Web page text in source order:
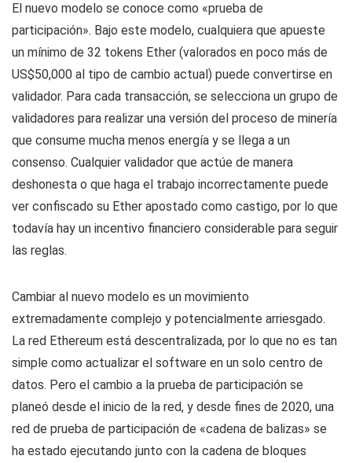
El nuevo modelo se conoce como «prueba de
participación». Bajo este modelo, cualquiera que apueste
un mínimo de 32 tokens Ether (valorados en poco más de
US$50,000 al tipo de cambio actual) puede convertirse en
validador. Para cada transacción, se selecciona un grupo de
validadores para realizar una versión del proceso de minería
que consume mucha menos energía y se llega a un
consenso. Cualquier validador que actúe de manera
deshonesta o que haga el trabajo incorrectamente puede
ver confiscado su Ether apostado como castigo, por lo que
todavía hay un incentivo financiero considerable para seguir
las reglas.
Cambiar al nuevo modelo es un movimiento
extremadamente complejo y potencialmente arriesgado.
La red Ethereum está descentralizada, por lo que no es tan
simple como actualizar el software en un solo centro de
datos. Pero el cambio a la prueba de participación se
planeó desde el inicio de la red, y desde fines de 2020, una
red de prueba de participación de «cadena de balizas» se
ha estado ejecutando junto con la cadena de bloques